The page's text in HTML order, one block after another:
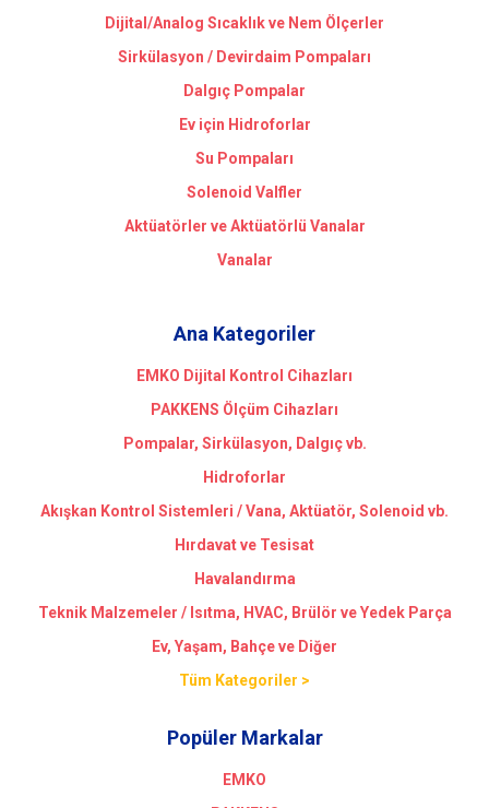
Dijital/Analog Sıcaklık ve Nem Ölçerler
Sirkülasyon / Devirdaim Pompaları
Dalgıç Pompalar
Ev için Hidroforlar
Su Pompaları
Solenoid Valfler
Aktüatörler ve Aktüatörlü Vanalar
Vanalar
Ana Kategoriler
EMKO Dijital Kontrol Cihazları
PAKKENS Ölçüm Cihazları
Pompalar, Sirkülasyon, Dalgıç vb.
Hidroforlar
Akışkan Kontrol Sistemleri / Vana, Aktüatör, Solenoid vb.
Hırdavat ve Tesisat
Havalandırma
Teknik Malzemeler / Isıtma, HVAC, Brülör ve Yedek Parça
Ev, Yaşam, Bahçe ve Diğer
Tüm Kategoriler >
Popüler Markalar
EMKO